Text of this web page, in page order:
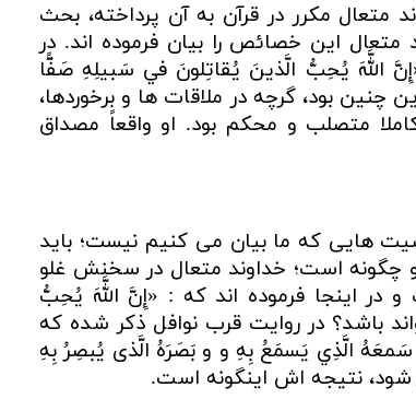
متعال مکرر در قرآن به آن پرداخته، بحث
این خصائص را بیان فرموده اند. در
اللَّهَ يُحِبُّ الَّذينَ يُقاتِلونَ في سَبيلِهِ صَفًّا
بود، گرچه در ملاقات ها و برخوردها،
متصلب و محکم بود. او واقعاً مصداق
هایی که ما بیان می کنیم نیست؛ باید
است؛ خداوند متعال در سخنش غلو
اینجا فرموده اند که : «إِنَّ اللَّهَ يُحِبُّ
باشد؟ در روایت قرب نوافل ذکر شده که
الَّذِي يَسمَعُ بِهِ و و بَصَرَهُ الَّذی یُبصِرُ بِهِ
نتیجه اش اینگونه است.